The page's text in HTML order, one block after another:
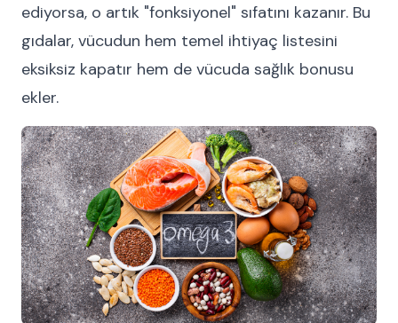
ediyorsa, o artık "fonksiyonel" sıfatını kazanır. Bu
gıdalar, vücudun hem temel ihtiyaç listesini
eksiksiz kapatır hem de vücuda sağlık bonusu
ekler.